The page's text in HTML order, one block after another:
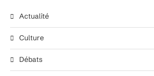
Actualité
Culture
Débats